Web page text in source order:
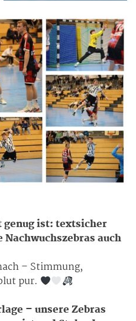
genug ist: textsicher
auch
– Stimmung,
pur.
– unsere Zebras